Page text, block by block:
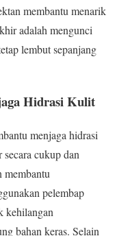
membantu menarik
adalah mengunci
lembut sepanjang
Hidrasi Kulit
menjaga hidrasi
cukup dan
pelembap
kehilangan
bahan keras. Selain